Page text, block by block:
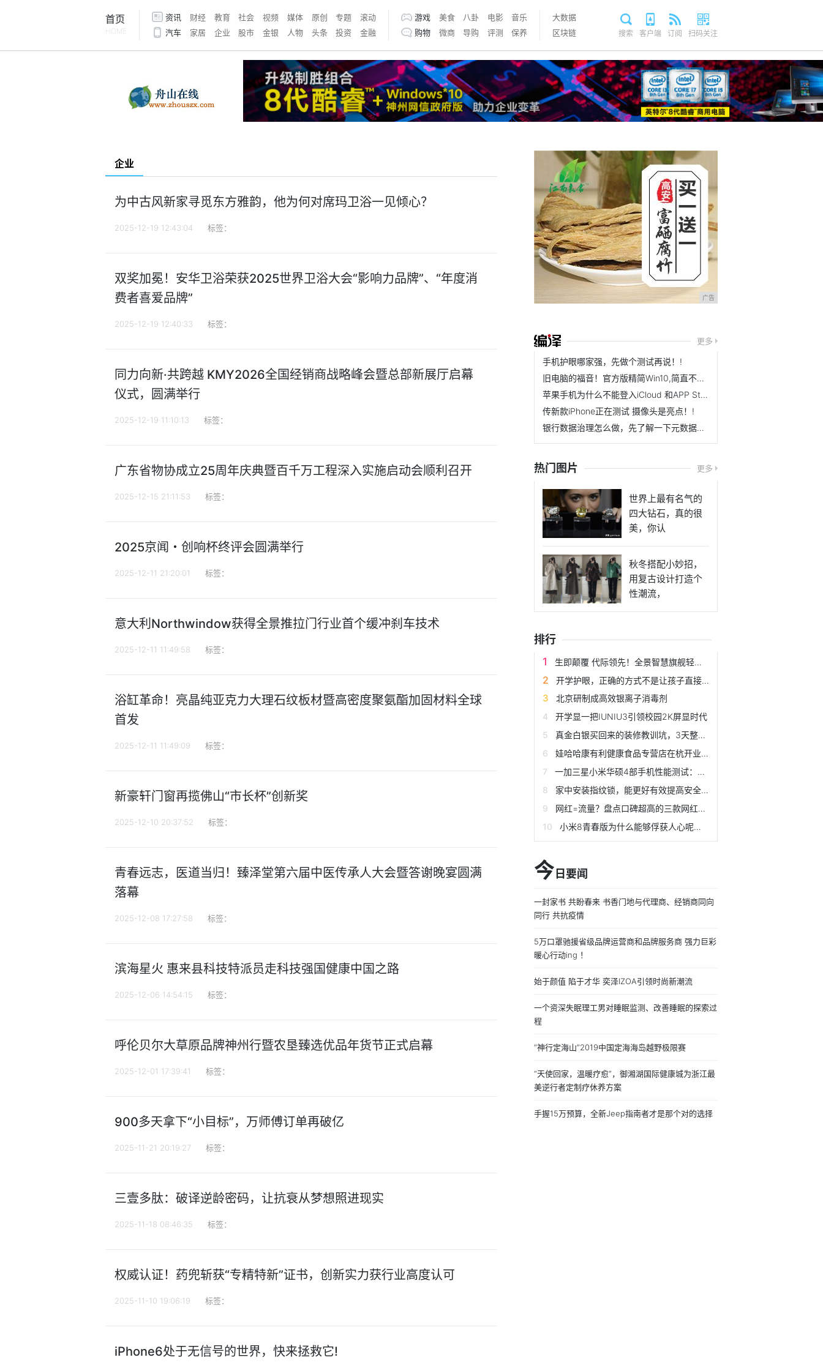
首页
HOME
资讯 财经 教育 社会 视频 媒体 原创 专题
滚动
汽车
家居 企业 股市 金银 人物 头条 投资 金融
游戏 美食 八卦 电影
音乐
购物
微商 导购 评测 保养
大数据
区块链
搜索 客户端 订阅 扫码关注
企业
为中古风新家寻觅东方雅韵，他为何对席玛卫浴一见倾心？
2025-12-19 12:43:04 标签：
双奖加冕！安华卫浴荣获2025世界卫浴大会“影响力品牌”、“年度消
费者喜爱品牌”
2025-12-19 12:40:33 标签：
同力向新·共跨越 KMY2026全国经销商战略峰会暨总部新展厅启幕
仪式，圆满举行
2025-12-19 11:10:13 标签：
广东省物协成立25周年庆典暨百千万工程深入实施启动会顺利召开
2025-12-15 21:11:53 标签：
2025京闻・创响杯终评会圆满举行
2025-12-11 21:20:01 标签：
意大利Northwindow获得全景推拉门行业首个缓冲刹车技术
2025-12-11 11:49:58 标签：
浴缸革命！亮晶纯亚克力大理石纹板材暨高密度聚氨酯加固材料全球
首发
2025-12-11 11:49:09 标签：
新豪轩门窗再揽佛山“市长杯”创新奖
2025-12-10 20:37:52 标签：
青春远志，医道当归！臻泽堂第六届中医传承人大会暨答谢晚宴圆满
落幕
2025-12-08 17:27:58 标签：
滨海星火 惠来县科技特派员走科技强国健康中国之路
2025-12-06 14:54:15 标签：
呼伦贝尔大草原品牌神州行暨农垦臻选优品年货节正式启幕
2025-12-01 17:39:41 标签：
900多天拿下“小目标”，万师傅订单再破亿
2025-11-21 20:19:27 标签：
三壹多肽：破译逆龄密码，让抗衰从梦想照进现实
2025-11-18 08:46:35 标签：
权威认证！药兜斩获“专精特新”证书，创新实力获行业高度认可
2025-11-10 19:06:19 标签：
iPhone6处于无信号的世界，快来拯救它!
广告
更多
手机护眼哪家强，先做个测试再说！!
旧电脑的福音！官方版精简Win10,简直不要太香!
苹果手机为什么不能登入iCloud 和APP Store!
传新款iPhone正在测试 摄像头是亮点！!
银行数据治理怎么做，先了解一下元数据管理在银行业务中的应用!
热门图片 更多
世界上最有名气的
四大钻石，真的很
美，你认
秋冬搭配小妙招，
用复古设计打造个
性潮流，
排行
生即颠覆 代际领先！全景智慧旗舰轻卡瑞驰C9正式上市
开学护眼，正确的方式不是让孩子直接远离电子产品
北京研制成高效银离子消毒剂
开学显一把IUNIU3引领校园2K屏显时代
真金白银买回来的装修教训坑，3天整理总结：让你少花冤枉钱
娃哈哈康有利健康食品专营店在杭开业，探索“电商+零售”新模式
一加三星小米华硕4部手机性能测试：一加手机6T仍是机皇
家中安装指纹锁，能更好有效提高安全 让我们生活更稳定放心
网红=流量？盘点口碑超高的三款网红饮料，哪一款是你最爱？
小米8青春版为什么能够俘获人心呢？看完下面强大功能你就知道了
今 日要闻
一封家书 共盼春来 书香门地与代理商、经销商同向
同行 共抗疫情
5万口罩驰援省级品牌运营商和品牌服务商 强力巨彩
暖心行动ing ！
始于颜值 陷于才华 奕泽IZOA引领时尚新潮流
一个资深失眠理工男对睡眠监测、改善睡眠的探索过
程
“神行定海山”2019中国定海海岛越野极限赛
“天使回家，温暖疗愈”，御湘湖国际健康城为浙江最
美逆行者定制疗休养方案
手握15万预算，全新Jeep指南者才是那个对的选择